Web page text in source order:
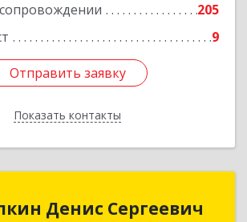
205
9
Отправить заявку
Показать контакты
Отправить заявку
Назад
Денис Сергеевич